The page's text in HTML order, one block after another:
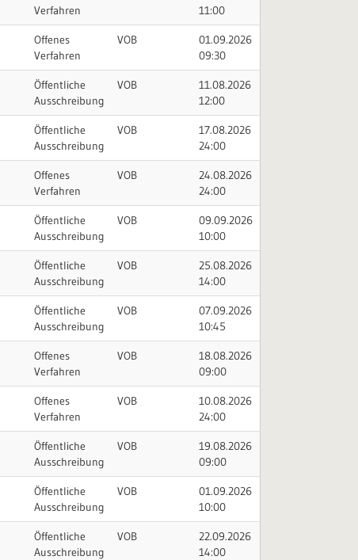
Verfahren
11:00
Offenes
Verfahren
VOB
01.09.2026
09:30
Öffentliche
Ausschreibung
VOB
11.08.2026
12:00
Öffentliche
Ausschreibung
VOB
17.08.2026
24:00
Offenes
Verfahren
VOB
24.08.2026
24:00
Öffentliche
Ausschreibung
VOB
09.09.2026
10:00
Öffentliche
Ausschreibung
VOB
25.08.2026
14:00
Öffentliche
Ausschreibung
VOB
07.09.2026
10:45
Offenes
Verfahren
VOB
18.08.2026
09:00
Offenes
Verfahren
VOB
10.08.2026
24:00
Öffentliche
Ausschreibung
VOB
19.08.2026
09:00
Öffentliche
Ausschreibung
VOB
01.09.2026
10:00
Öffentliche
Ausschreibung
VOB
22.09.2026
14:00